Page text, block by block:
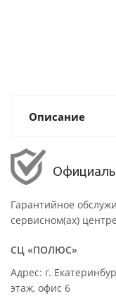
Описание
Гарантийное
сервисном(ах)
СЦ «ПОЛЮС»
Адрес: г.
этаж, офис 6